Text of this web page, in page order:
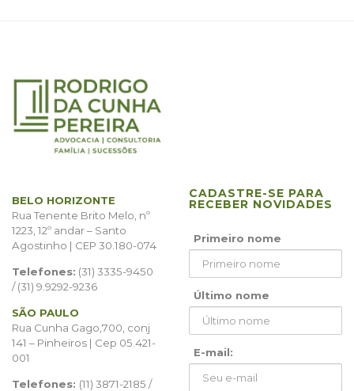
BELO HORIZONTE
Rua Tenente Brito Melo, nº
1223, 12º andar – Santo
Agostinho | CEP 30.180-074
Telefones: (31) 3335-9450
/ (31) 9.9292-9236
SÃO PAULO
Rua Cunha Gago,700, conj
141 – Pinheiros | Cep 05.421-
001
Telefones: (11) 3871-2185 /
CADASTRE-SE PARA
RECEBER NOVIDADES
Primeiro nome
Último nome
E-mail: